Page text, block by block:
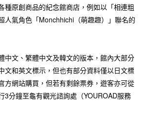
種原創商品的紀念館商店，例如以「相連粗
人氣角色「Monchhichi（萌趣趣）」聯名的
中文、繁體中文及韓文的版本，館內大部分
文和英文標示，但也有部分資料僅以日文標
方網站購買，但若有剩餘票券，遊客亦可從
3分鐘至龜有觀光諮詢處（YOUROAD服務